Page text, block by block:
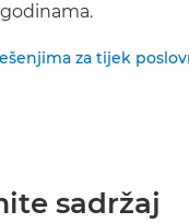
za tijek
sadržaj